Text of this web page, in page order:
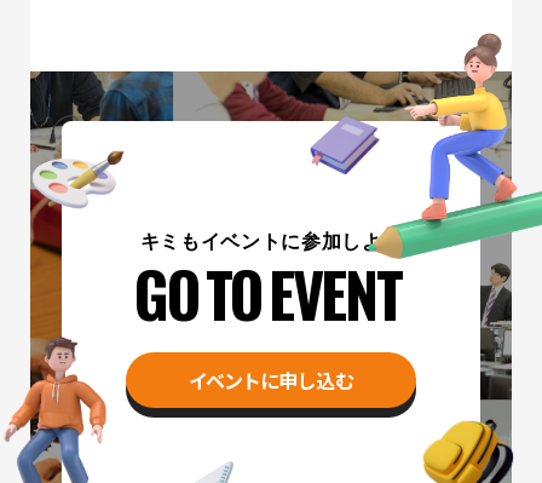
キミもイベントに参加しよう
GO TO EVENT
イベントに申し込む